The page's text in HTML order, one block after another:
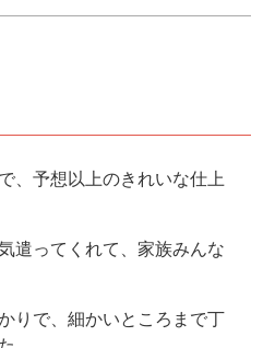
、予想以上のきれいな仕上
遣ってくれて、家族みんな
りで、細かいところまで丁